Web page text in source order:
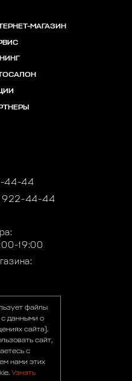
МАГАЗИН
44-44
922-44-44
19:00
файлы
данными о
сайта).
сайт,
с
нами этих
Узнать